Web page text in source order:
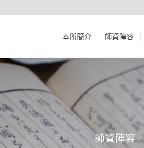
本所簡介 師資陣容
師資陣容